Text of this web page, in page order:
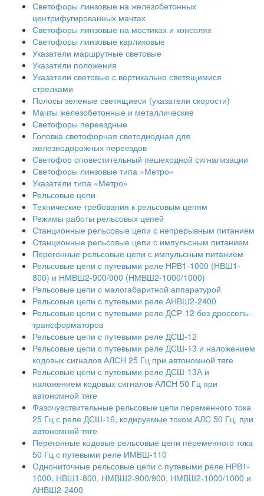
Светофоры линзовые на железобетонных
центрифугированных мачтах
Светофоры линзовые на мостиках и консолях
Светофоры линзовые карликовые
Указатели маршрутные световые
Указатели положения
Указатели световые с вертикально светящимися
стрелками
Полосы зеленые светящиеся (указатели скорости)
Мачты железобетонные и металлические
Светофоры переездные
Головка светофорная светодиодная для
железнодорожных переездов
Светофор оповестительный пешеходной сигнализации
Светофоры линзовые типа «Метро»
Указатели типа «Метро»
Рельсовые цепи
Технические требования к рельсовым цепям
Режимы работы рельсовых цепей
Станционные рельсовые цепи с непрерывным питанием
Станционные рельсовые цепи с импульсным питанием
Перегонные рельсовые цепи с импульсным питанием
Рельсовые цепи с путевыми реле НРВ1-1000 (НВШ1-
800) и НМВШ2-900/900 (НМВШ2-1000/1000)
Рельсовые цепи с малогабаритной аппаратурой
Рельсовые цепи с путевыми реле АНВШ2-2400
Рельсовые цепи с путевыми реле ДСР-12 без дроссель-
трансформаторов
Рельсовые цепи с путевыми реле ДСШ-12
Рельсовые цепи с путевыми реле ДСШ-13 и наложением
кодовых сигналов АЛСН 25 Гц при автономной тяге
Рельсовые цепи с путевыми реле ДСШ-13А и
наложением кодовых сигналов АЛСН 50 Гц при
автономной тяге
Фазочувствительные рельсовые цепи переменного тока
25 Гц с реле ДСШ-16, кодируемые током АЛС 50 Гц, при
автономной тяге
Перегонные кодовые рельсовые цепи переменного тока
50 Гц с путевыми реле ИМВШ-110
Однониточные рельсовые цепи с путевыми реле НРВ1-
1000, НВШ1-800, НМВШ2-900/900, НМВШ2-1000/1000 и
АНВШ2-2400